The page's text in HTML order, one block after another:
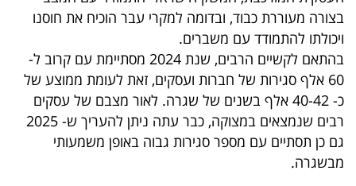
קריפטו
ויראלי
טלוויזיה
עסקי
ספורט
בצורה מעוררת כבוד, ובדומה למקרי עבר הוכיח את חוסנו
ויכולתו להתמודד עם משברים.
בהתאם לקשיים הרבים, שנת 2024 מסתיימת עם קרוב ל-
60 אלף סגירות של חברות ועסקים, זאת לעומת ממוצע של
כ- 40-42 אלף בשנים של שגרה. לאור מצבם של עסקים
רבים שנמצאים במצוקה, כבר עתה ניתן להעריך ש- 2025
גם כן תסתיים עם מספר סגירות גבוה באופן משמעותי
מבשגרה.